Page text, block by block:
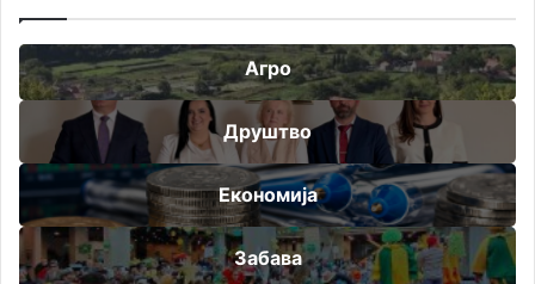
Агро
Друштво
Економија
Забава